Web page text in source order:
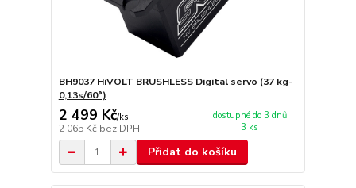
BH9037 HiVOLT BRUSHLESS Digital servo (37 kg-
0,13s/60°)
2 499 Kč/ks
2 065 Kč bez DPH
dostupné do 3 dnů
3 ks
Přidat do košíku